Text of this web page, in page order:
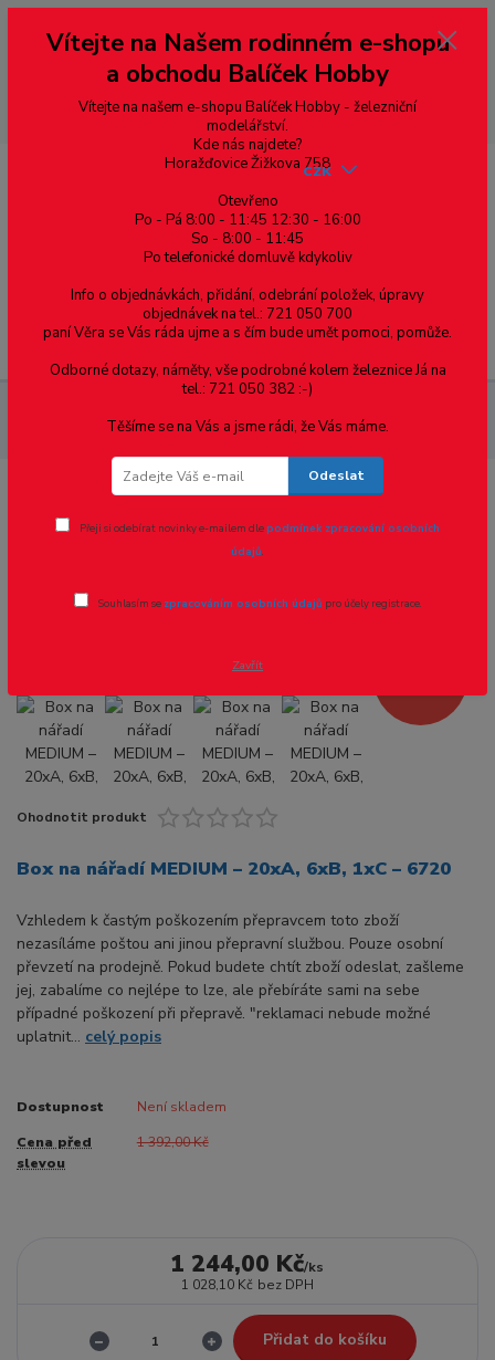
--- pro zákazníky ze Slovenska a jiných zemí, pokud chcete platit v eurech
přepněte si e-shop na euro 💶 pro přepočet měny - pravý horní roh ---
dobírky – pokud si z nějakého důvodu zásilku nevyzvednete, bude po
domluvě zaslána znovu s opětovnou platbou za poštovné, v opačném
případě bude zrušena a účet přidán na blacklist a rušeny následující
objednávky.
Menu
CZK
1xC – 6720
Ohodnotit produkt
Box na nářadí MEDIUM – 20xA, 6xB, 1xC – 6720
Vzhledem k častým poškozením přepravcem toto zboží
nezasíláme poštou ani jinou přepravní službou. Pouze osobní
převzetí na prodejně. Pokud budete chtít zboží odeslat, zašleme
jej, zabalíme co nejlépe to lze, ale přebíráte sami na sebe
případné poškození při přepravě. "reklamaci nebude možné
uplatnit... celý popis
Dostupnost Není skladem
Cena před
slevou
1 392,00 Kč
1 244,00 Kč/ks
1 028,10 Kč bez DPH
Přidat do košíku
Vítejte na Našem rodinném e-shopu
a obchodu Balíček Hobby
Vítejte na našem e-shopu Balíček Hobby - železniční
modelářství.
Kde nás najdete?
Horažďovice Žižkova 758
Otevřeno
Po - Pá 8:00 - 11:45 12:30 - 16:00
So - 8:00 - 11:45
Po telefonické domluvě kdykoliv
Info o objednávkách, přidání, odebrání položek, úpravy
objednávek na tel.: 721 050 700
paní Věra se Vás ráda ujme a s čím bude umět pomoci, pomůže.
Odborné dotazy, náměty, vše podrobné kolem železnice Já na
tel.: 721 050 382 :-)
Těšíme se na Vás a jsme rádi, že Vás máme.
Odeslat
Přeji si odebírat novinky e-mailem dlepodmínek zpracování osobních
údajů.
Souhlasím se zpracováním osobních údajů pro účely registrace.
Zavřít